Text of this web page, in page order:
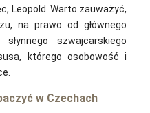
Leopold.Warto zauważyć,
na prawo od głównego
szwajcarskiego
którego osobowość i
w Czechach